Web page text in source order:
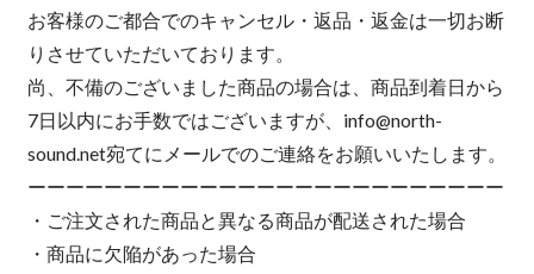
お客様のご都合でのキャンセル・返品・返金は一切お断
りさせていただいております。
尚、不備のございました商品の場合は、商品到着日から
7日以内にお手数ではございますが、 info@north-
sound.net宛てにメールでのご連絡をお願いいたします。
ーーーーーーーーーーーーーーーーーーーーーーーーー
・ご注文された商品と異なる商品が配送された場合
・商品に欠陥があった場合